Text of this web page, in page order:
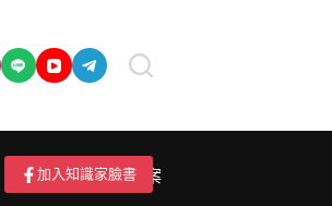
成為作者/投稿/提案
加入知識家臉書